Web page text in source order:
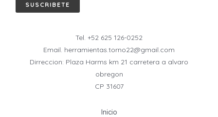
SUSCRIBETE
Tel. +52 625 126-0252
Email. herramientas.torno22@gmail.com
Dirreccion: Plaza Harms km 21 carretera a alvaro
obregon
CP 31607
Inicio